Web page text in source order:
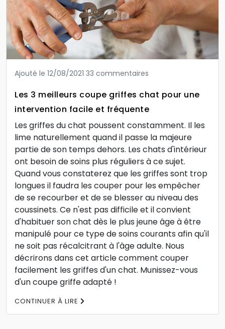
Ajouté le 12/08/2021 33 commentaires
Les 3 meilleurs coupe griffes chat pour une
intervention facile et fréquente
Les griffes du chat poussent constamment. Il les
lime naturellement quand il passe la majeure
partie de son temps dehors. Les chats d'intérieur
ont besoin de soins plus réguliers à ce sujet.
Quand vous constaterez que les griffes sont trop
longues il faudra les couper pour les empêcher
de se recourber et de se blesser au niveau des
coussinets. Ce n'est pas difficile et il convient
d'habituer son chat dès le plus jeune âge à être
manipulé pour ce type de soins courants afin qu'il
ne soit pas récalcitrant à l'âge adulte. Nous
décrirons dans cet article comment couper
facilement les griffes d'un chat. Munissez-vous
d'un coupe griffe adapté !
CONTINUER À LIRE